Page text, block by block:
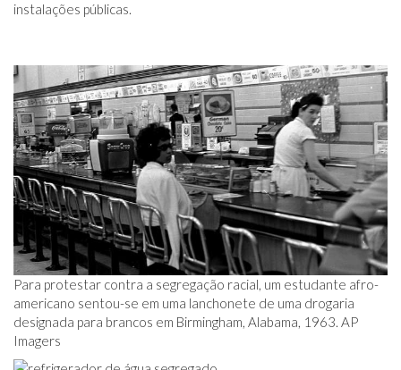
instalações públicas.
Para protestar contra a segregação racial, um estudante afro-
americano sentou-se em uma lanchonete de uma drogaria
designada para brancos em Birmingham, Alabama, 1963. AP
Imagers